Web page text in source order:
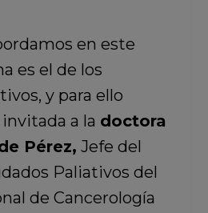
en este
es el de los
y para ello
a la doctora
Pérez, Jefe del
Paliativos del
de Cancerología